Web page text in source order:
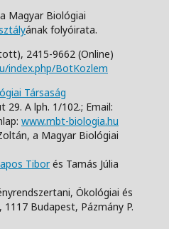
Magyar Biológiai
ának folyóirata.
2415-9662 (Online)
index.php/BotKozlem
Társaság
29. A lph. 1/102.; Email:
www.mbt-biologia.hu
a Magyar Biológiai
Tiborés Tamás Júlia
Ökológiai és
1117 Budapest, Pázmány P.